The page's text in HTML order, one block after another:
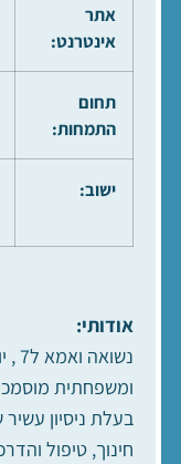
אתר
אינטרנט:
תחום
התמחות:
ישוב:
אודותי:
ומשפחתית
בעלת ניסיון
חינוך, טיפול